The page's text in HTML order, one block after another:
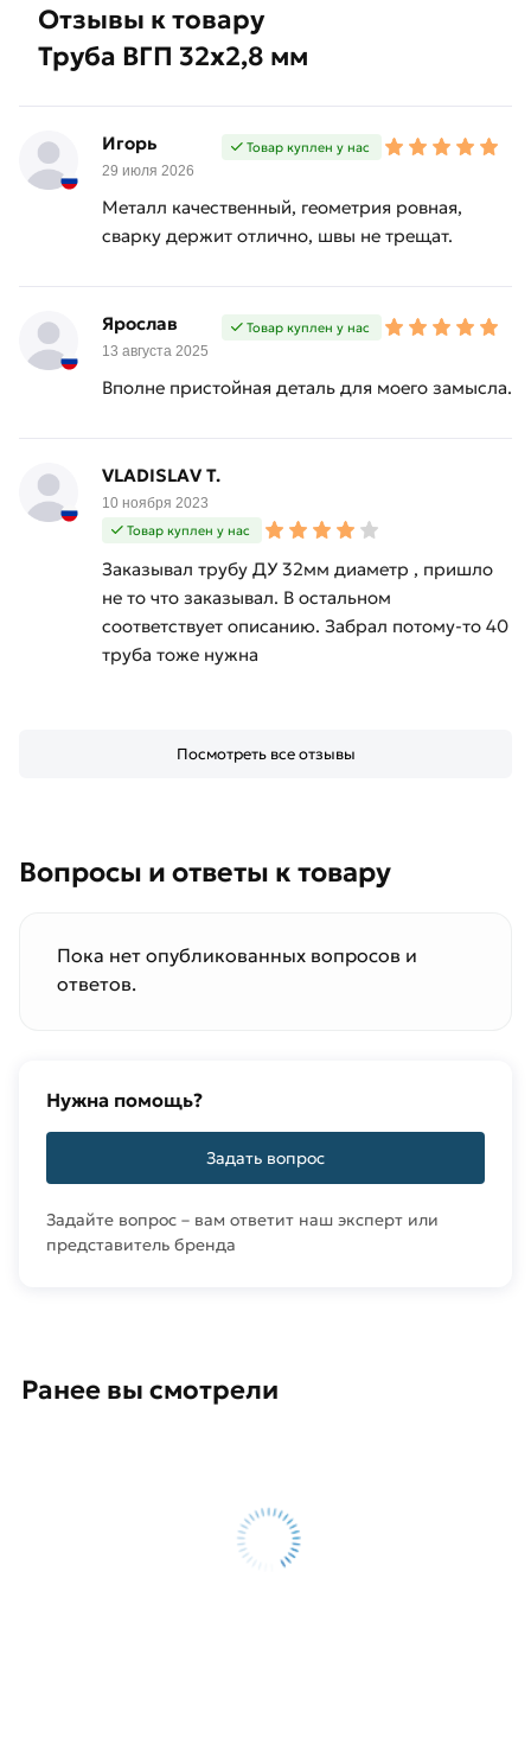
Отзывы к товару
Труба ВГП 32х2,8 мм
Игорь
29 июля 2026
Товар куплен у нас
Металл качественный, геометрия ровная,
сварку держит отлично, швы не трещат.
Ярослав
13 августа 2025
Товар куплен у нас
Вполне пристойная деталь для моего замысла.
VLADISLAV T.
10 ноября 2023
Товар куплен у нас
Заказывал трубу ДУ 32мм диаметр , пришло
не то что заказывал. В остальном
соответствует описанию. Забрал потому-то 40
труба тоже нужна
Посмотреть все отзывы
Вопросы и ответы к товару
Пока нет опубликованных вопросов и
ответов.
Нужна помощь?
Задать вопрос
Задайте вопрос – вам ответит наш эксперт или
представитель бренда
Ранее вы смотрели